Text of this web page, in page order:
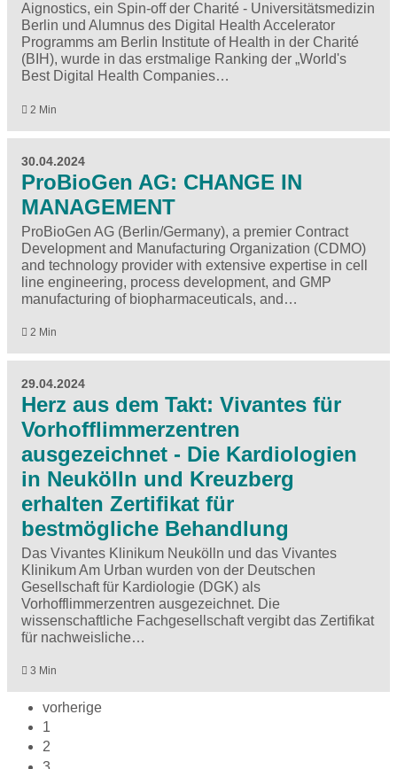
Aignostics, ein Spin-off der Charité - Universitätsmedizin
Berlin und Alumnus des Digital Health Accelerator
Programms am Berlin Institute of Health in der Charité
(BIH), wurde in das erstmalige Ranking der „World's
Best Digital Health Companies…
2 Min
30.04.2024
ProBioGen AG: CHANGE IN
MANAGEMENT
ProBioGen AG (Berlin/Germany), a premier Contract
Development and Manufacturing Organization (CDMO)
and technology provider with extensive expertise in cell
line engineering, process development, and GMP
manufacturing of biopharmaceuticals, and…
2 Min
29.04.2024
Herz aus dem Takt: Vivantes für
Vorhofflimmerzentren
ausgezeichnet - Die Kardiologien
in Neukölln und Kreuzberg
erhalten Zertifikat für
bestmögliche Behandlung
Das Vivantes Klinikum Neukölln und das Vivantes
Klinikum Am Urban wurden von der Deutschen
Gesellschaft für Kardiologie (DGK) als
Vorhofflimmerzentren ausgezeichnet. Die
wissenschaftliche Fachgesellschaft vergibt das Zertifikat
für nachweisliche…
3 Min
vorherige
1
2